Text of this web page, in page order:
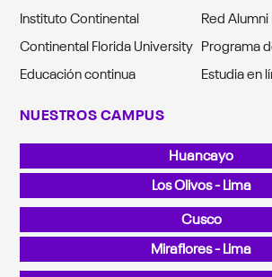
Instituto Continental
Red Alumni
Continental Florida University Programa
Educación continua
Estudia en
NUESTROS CAMPUS
Huancayo
Av. San Carlos 1980, Urb.
Teléfono: 064 481430
Los Olivos - Lima
Av. Alfredo Mendiola
Teléfono: 01 2132760
Cusco
Sector Angostura KM 10, San
Teléfono: 084
Miraflores - Lima
Calle Junín 355